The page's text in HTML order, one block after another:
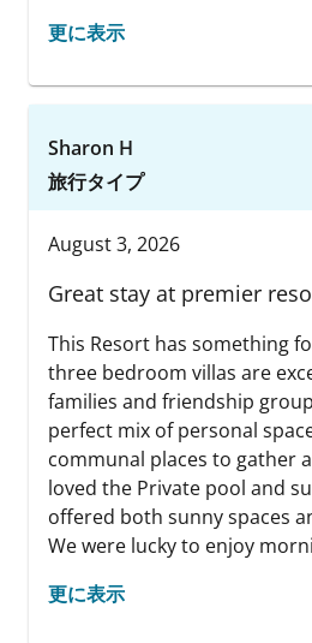
更に表示
Sharon H
旅行タイプ
August 3, 2026
Great stay at premier
This Resort has something
three bedroom villas are
families and friendship
perfect mix of personal
communal places to gather
loved the Private pool and
offered both sunny spaces
We were lucky to enjoy
更に表示